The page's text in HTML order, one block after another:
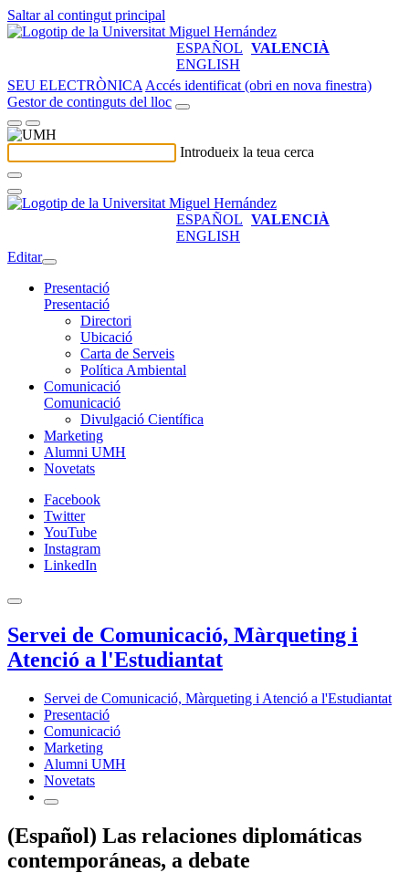
Saltar al contingut principal
ESPAÑOL VALENCIÀ
ENGLISH
SEU ELECTRÒNICA Accés identificat (obri en nova finestra)
Gestor de continguts del lloc
Introdueix la teua cerca
ESPAÑOL VALENCIÀ
ENGLISH
Editar
Presentació
Presentació
Directori
Ubicació
Carta de Serveis
Política Ambiental
Comunicació
Comunicació
Divulgació Científica
Marketing
Alumni UMH
Novetats
Facebook
Twitter
YouTube
Instagram
LinkedIn
Servei de Comunicació, Màrqueting i
Atenció a l'Estudiantat
Servei de Comunicació, Màrqueting i Atenció a l'Estudiantat
Presentació
Comunicació
Marketing
Alumni UMH
Novetats
(Español) Las relaciones diplomáticas
contemporáneas, a debate